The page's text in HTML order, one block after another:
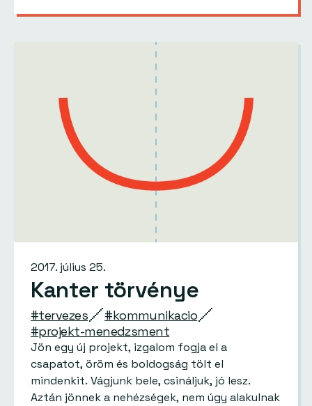
2017. július 25.
Kanter törvénye
#tervezes
#kommunikacio
#projekt-menedzsment
Jön egy új projekt, izgalom fogja el a
csapatot, öröm és boldogság tölt el
mindenkit. Vágjunk bele, csináljuk, jó lesz.
Aztán jönnek a nehézségek, nem úgy alakulnak